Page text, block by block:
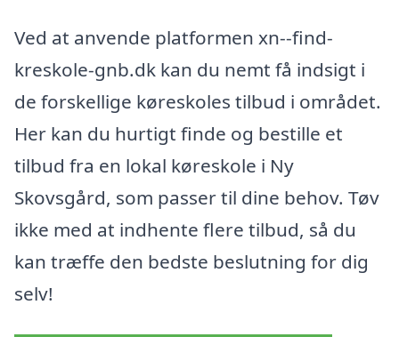
Ved at anvende platformen xn--find-
kreskole-gnb.dk kan du nemt få indsigt i
de forskellige køreskoles tilbud i området.
Her kan du hurtigt finde og bestille et
tilbud fra en lokal køreskole i Ny
Skovsgård, som passer til dine behov. Tøv
ikke med at indhente flere tilbud, så du
kan træffe den bedste beslutning for dig
selv!